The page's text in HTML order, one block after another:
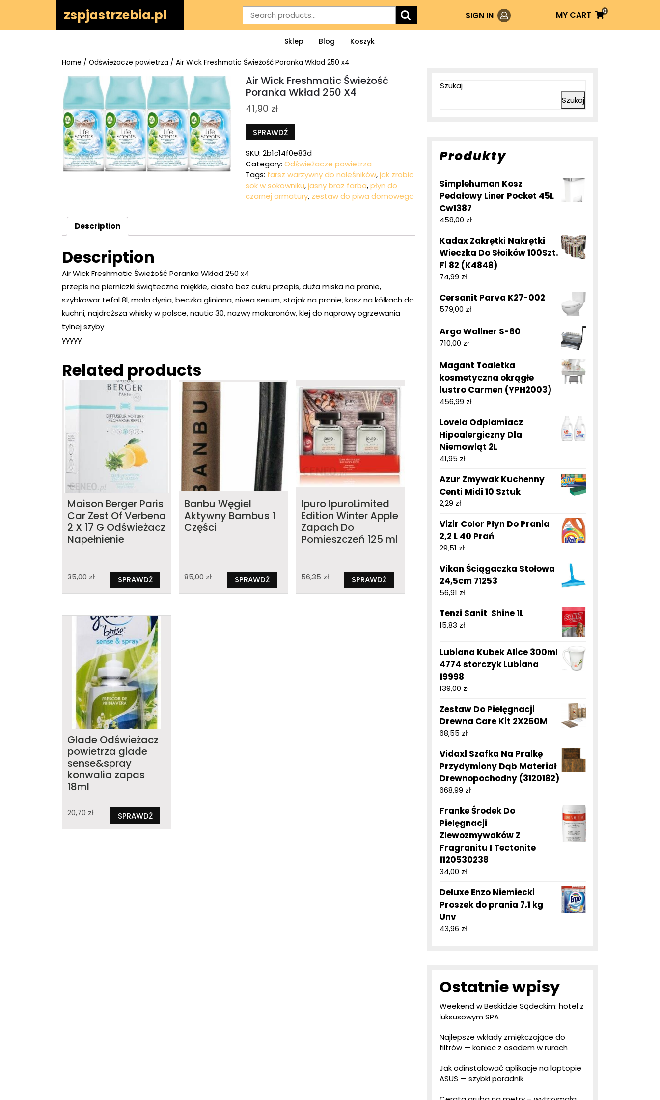
zspjastrzebia.pl
Search
for:
SIGN IN Login MY CART
MY
0
Sklep Blog Koszyk
Home / Odświeżacze powietrza / Air Wick Freshmatic Świeżość Poranka Wkład 250 x4
Air Wick Freshmatic Świeżość
Poranka Wkład 250 X4
41,90 zł
SPRAWDŹ
SKU:2b1c14f0e83d
Category:Odświeżacze powietrza
Tags: farsz warzywny do naleśników,jak zrobic
sok w sokowniku,jasny braz farba,płyn do
czarnej armatury, zestaw do piwa domowego
Description
Description
Air Wick Freshmatic Świeżość Poranka Wkład 250 x4
przepis na pierniczki świąteczne miękkie, ciasto bez cukru przepis, duża miska na pranie,
szybkowar tefal 8l, mała dynia, beczka gliniana, nivea serum, stojak na pranie, kosz na kółkach do
kuchni, najdroższa whisky w polsce, nautic 30, nazwy makaronów, klej do naprawy ogrzewania
tylnej szyby
yyyyy
Related products
Maison Berger Paris
Car Zest Of Verbena
2 X 17 G Odświeżacz
Napełnienie
35,00 zł SPRAWDŹ
Banbu Węgiel
Aktywny Bambus 1
Części
85,00 zł SPRAWDŹ
Ipuro IpuroLimited
Edition Winter Apple
Zapach Do
Pomieszczeń 125 ml
56,35 zł SPRAWDŹ
Glade Odświeżacz
powietrza glade
sense&spray
konwalia zapas
18ml
20,70 zł SPRAWDŹ
Szukaj
Szukaj
Produkty
Simplehuman Kosz
Pedałowy Liner Pocket 45L
Cw1387
458,00 zł
Kadax Zakrętki Nakrętki
Wieczka Do Słoików 100Szt.
Fi 82 (K4848)
74,99 zł
Cersanit Parva K27-002
579,00 zł
Argo Wallner S-60
710,00 zł
Magant Toaletka
kosmetyczna okrągłe
lustro Carmen (YPH2003)
456,99 zł
Lovela Odplamiacz
Hipoalergiczny Dla
Niemowląt 2L
41,95 zł
Azur Zmywak Kuchenny
Centi Midi 10 Sztuk
2,29 zł
Vizir Color Płyn Do Prania
2,2 L 40 Prań
29,51 zł
Vikan Ściągaczka Stołowa
24,5cm 71253
56,91 zł
Tenzi Sanit Shine 1L
15,83 zł
Lubiana Kubek Alice 300ml
4774 storczyk Lubiana
19998
139,00 zł
Zestaw Do Pielęgnacji
Drewna Care Kit 2X250M
68,55 zł
Vidaxl Szafka Na Pralkę
Przydymiony Dąb Materiał
Drewnopochodny (3120182)
668,99 zł
Franke Środek Do
Pielęgnacji
Zlewozmywaków Z
Fragranitu I Tectonite
1120530238
34,00 zł
Deluxe Enzo Niemiecki
Proszek do prania 7,1 kg
Unv
43,96 zł
Ostatnie wpisy
Weekend w Beskidzie Sądeckim: hotel z
luksusowym SPA
Najlepsze wkłady zmiękczające do
filtrów — koniec z osadem w rurach
Jak odinstalować aplikacje na laptopie
ASUS — szybki poradnik